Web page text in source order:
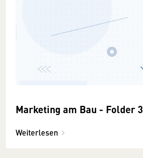
Marketing am Bau - Folder 3
Weiterlesen